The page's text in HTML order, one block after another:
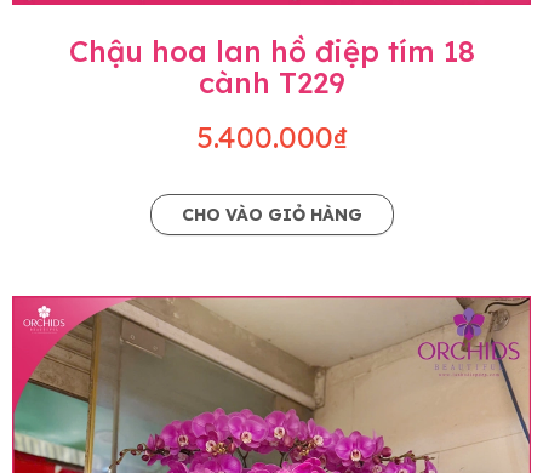
Chậu hoa lan hồ điệp tím 18
cành T229
5.400.000₫
CHO VÀO GIỎ HÀNG